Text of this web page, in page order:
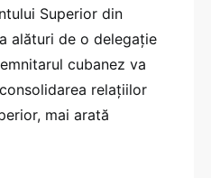
Superior din
alături de o delegație
cubanez va
relațiilor
mai arată